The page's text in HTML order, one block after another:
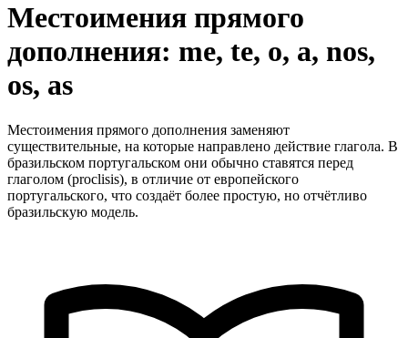
Местоимения прямого
дополнения: me, te, o, a, nos,
os, as
Местоимения прямого дополнения заменяют
существительные, на которые направлено действие глагола. В
бразильском португальском они обычно ставятся перед
глаголом (proclisis), в отличие от европейского
португальского, что создаёт более простую, но отчётливо
бразильскую модель.